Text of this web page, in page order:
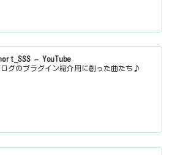
– YouTube
ログのプラグイン紹介用に創った曲たち♪